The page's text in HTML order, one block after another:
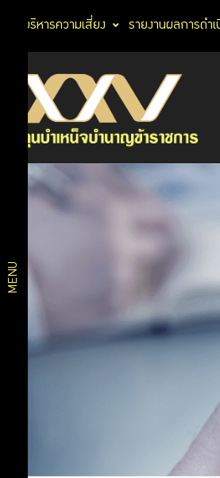
การบริหารความเสี่ยง รายงานผลการดำเ
MENU
และ
กิจกรรม
กิจกรรม
ข่าว
ประชาสัมพันธ์
สื่อเผยแพร่